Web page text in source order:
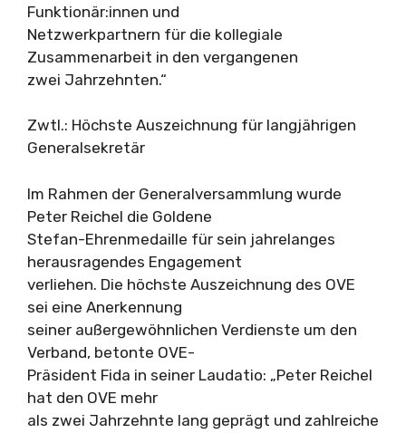
Funktionär:innen und
Netzwerkpartnern für die kollegiale
Zusammenarbeit in den vergangenen
zwei Jahrzehnten.“
Zwtl.: Höchste Auszeichnung für langjährigen
Generalsekretär
Im Rahmen der Generalversammlung wurde
Peter Reichel die Goldene
Stefan-Ehrenmedaille für sein jahrelanges
herausragendes Engagement
verliehen. Die höchste Auszeichnung des OVE
sei eine Anerkennung
seiner außergewöhnlichen Verdienste um den
Verband, betonte OVE-
Präsident Fida in seiner Laudatio: „Peter Reichel
hat den OVE mehr
als zwei Jahrzehnte lang geprägt und zahlreiche